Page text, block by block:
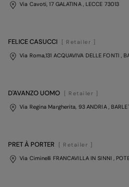
Via Cavoti, 17 GALATINA , LECCE 73013
FELICE CASUCCI
[ Retailer ]
Via Roma,131 ACQUAVIVA DELLE FONTI ,
D'AVANZO UOMO
[ Retailer ]
Via Regina Margherita, 93 ANDRIA ,
PRET À PORTER
[ Retailer ]
Via Ciminelli FRANCAVILLA IN SINNI ,